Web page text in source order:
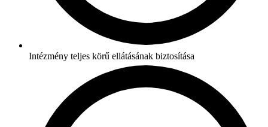
Intézmény teljes körű ellátásának biztosítása